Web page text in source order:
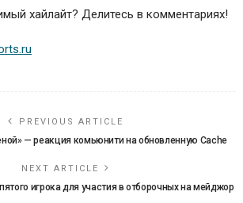
хайлайт? Делитесь в комментариях!
PREVIOUS ARTICLE
— реакция комьюнити на обновленную Cache
NEXT ARTICLE
игрока для участия в отборочных на мейджор